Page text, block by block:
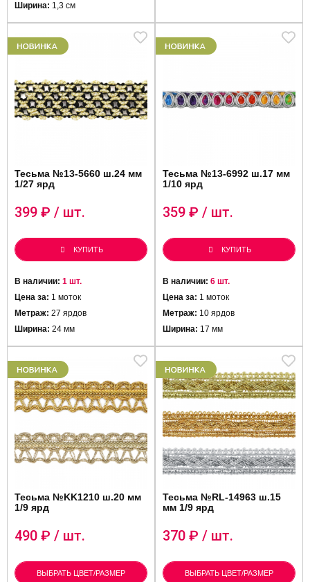
Ширина: 1,3 см
Тесьма №13-5660 ш.24 мм
1/27 ярд
399 ₽ / шт.
КУПИТЬ
В наличии: 1 шт.
Цена за: 1 моток
Метраж: 27 ярдов
Ширина: 24 мм
Тесьма №13-6992 ш.17 мм
1/10 ярд
359 ₽ / шт.
КУПИТЬ
В наличии: 6 шт.
Цена за: 1 моток
Метраж: 10 ярдов
Ширина: 17 мм
Тесьма №KK1210 ш.20 мм
1/9 ярд
490 ₽ / шт.
ВЫБРАТЬ ЦВЕТ/РАЗМЕР
Тесьма №RL-14963 ш.15
мм 1/9 ярд
370 ₽ / шт.
ВЫБРАТЬ ЦВЕТ/РАЗМЕР